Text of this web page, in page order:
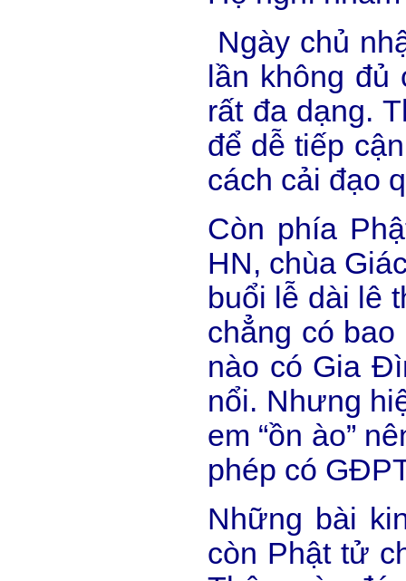
Ngày chủ
lần không
rất đa dạng.
để dễ tiếp
cách cải đạo
Còn phía
HN, chùa
buổi lễ dài lê
chẳng có
nào có Gia
nổi. Nhưng
em “ồn ào”
phép có
Những bài
còn Phật tử